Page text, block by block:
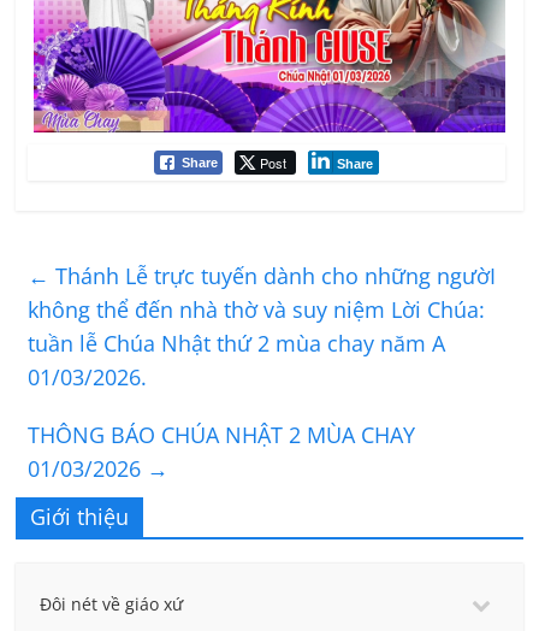
Share Post Share
← Thánh Lễ trực tuyến dành cho những ngườI
không thể đến nhà thờ và suy niệm Lời Chúa:
tuần lễ Chúa Nhật thứ 2 mùa chay năm A
01/03/2026.
THÔNG BÁO CHÚA NHẬT 2 MÙA CHAY
01/03/2026 →
Giới thiệu
Đôi nét về giáo xứ